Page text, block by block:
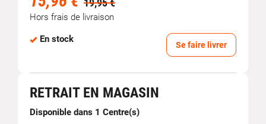
19,95 €
Hors frais de livraison
En stock
Se faire livrer
RETRAIT EN MAGASIN
Disponible dans 1 Centre(s)